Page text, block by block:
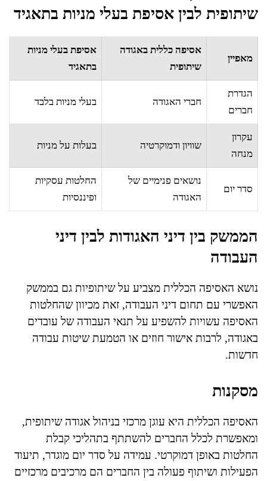
שיתופית לבין אסיפת בעלי מניות בתאגיד
מאפיין
אסיפה כללית באגודה
שיתופית
אסיפת בעלי מניות
בתאגיד
הגדרת
חברים
חברי האגודה בעלי מניות בלבד
עקרון
מנחה
שוויון ודמוקרטיה בעלות על מניות
סדר יום
נושאים פנימיים של
האגודה
החלטות עסקיות
ופיננסיות
הממשק בין דיני האגודות לבין דיני
העבודה
נושא האסיפה הכללית מצביע על שיתופיות גם בממשק
האפשרי עם תחום דיני העבודה, זאת מכיוון שהחלטות
האסיפה עשויות להשפיע על תנאי העבודה של עובדים
באגודה, לרבות אישור חוזים או הטמעת שיטות עבודה
חדשות.
מסקנות
האסיפה הכללית היא עוגן מרכזי בניהול אגודה שיתופית,
ומאפשרת לכלל החברים להשתתף בתהליכי קבלת
החלטות באופן דמוקרטי. עמידה על סדר יום מוגדר, תיעוד
הפעילות ושיתוף פעולה בין החברים הם מרכיבים מרכזיים